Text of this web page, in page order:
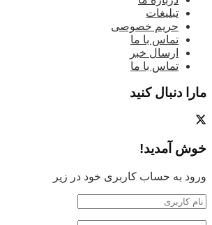
تبلیغات
حریم خصوصی
تماس با ما
ارسال خبر
تماس با ما
مارا دنبال کنید
خوش آمدید!
ورود به حساب کاربری خود در زیر